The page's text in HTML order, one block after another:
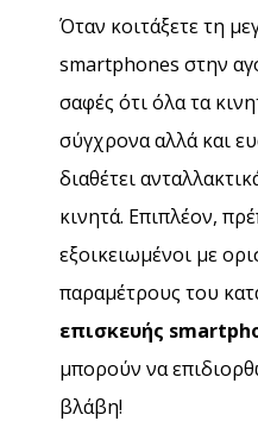
Όταν κοιτάξετε τη
smartphones στην
σαφές ότι όλα τα
σύγχρονα αλλά και
διαθέτει
κινητά. Επιπλέον,
εξοικειωμένοι με
παραμέτρους του
επισκευής
μπορούν να
βλάβη!